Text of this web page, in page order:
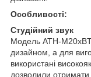
Особливості:
Студійний звук
Модель ATH-M20xBT
дизайном, а для
використані
дозволили отримати